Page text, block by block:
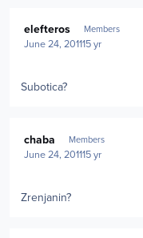
elefteros Members
June 24, 201115 yr
Subotica?
chaba Members
June 24, 201115 yr
Zrenjanin?